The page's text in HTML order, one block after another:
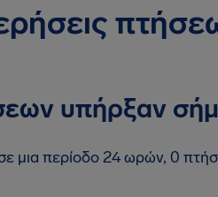
υπήρξαν
μια περίοδο 24 ωρών, 0